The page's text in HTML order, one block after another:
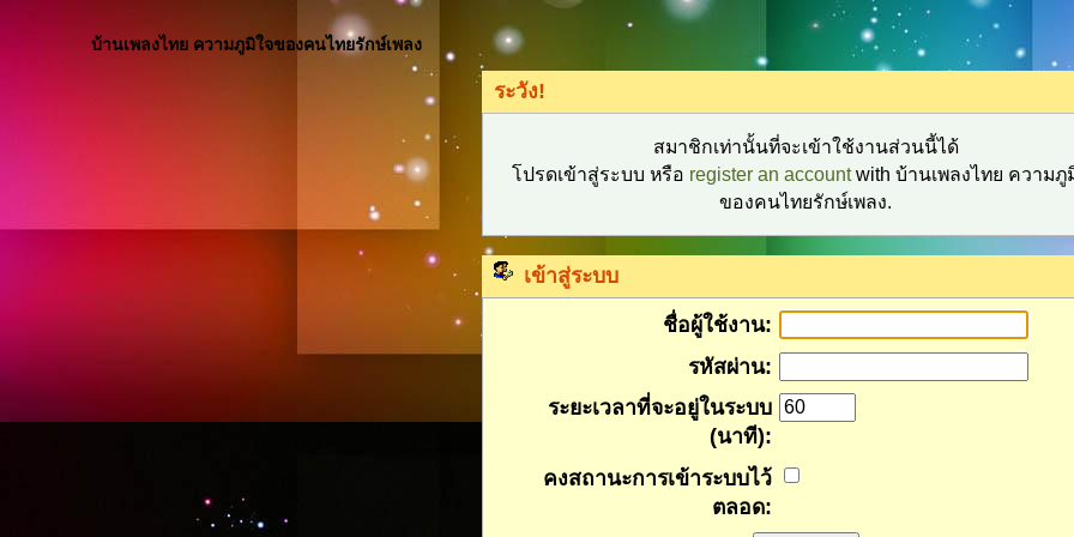
บ้านเพลงไทย ความภูมิใจของคนไทยรักษ์เพลง
ระวัง!
สมาชิกเท่านั้นที่จะเข้าใช้งานส่วนนี้ได้
โปรดเข้าสู่ระบบ หรือ register an accountwith บ้านเพลงไทย ความภู
ของคนไทยรักษ์เพลง.
เข้าสู่ระบบ
ชื่อผู้ใช้งาน:
รหัสผ่าน:
ระยะเวลาที่จะอยู่ในระบบ
(นาที):
คงสถานะการเข้าระบบไว้
ตลอด: